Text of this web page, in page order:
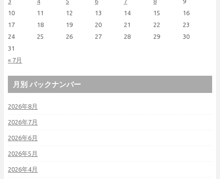
« 7月
10
11 12 13 14 15
16
17
18 19 20 21 22
23
24
25 26 27 28 29
30
31
月別 バックナンバー
2026年8月
2026年7月
2026年6月
2026年5月
2026年4月